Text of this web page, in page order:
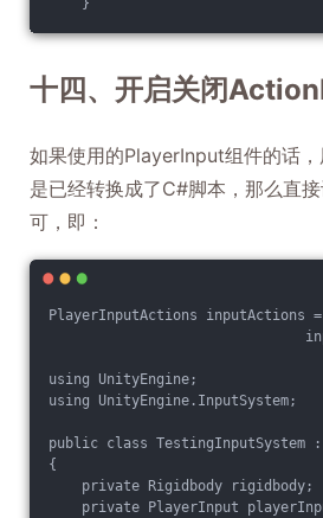
}
十四、开启关闭
如果使用的PlayerInput组件的话
是已经转换成了C#脚本，那么直
可，即：
PlayerInputActions inputActions
using UnityEngine;
using UnityEngine.InputSystem;
public class TestingInputSystem :
{
private Rigidbody rigidbody;
private PlayerInput